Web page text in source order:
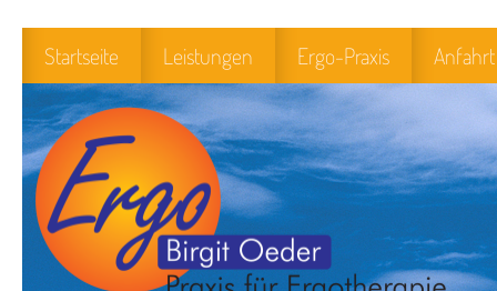
Startseite Leistungen Ergo-Praxis Anfahrt